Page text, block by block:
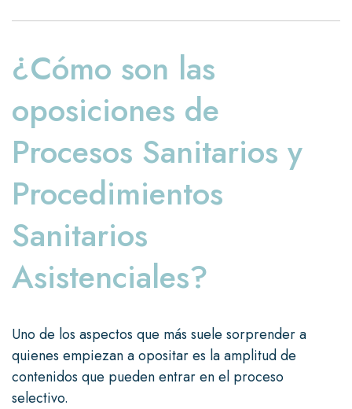
¿Cómo son las
oposiciones de
Procesos Sanitarios y
Procedimientos
Sanitarios
Asistenciales?
Uno de los aspectos que más suele sorprender a
quienes empiezan a opositar es la amplitud de
contenidos que pueden entrar en el proceso
selectivo.